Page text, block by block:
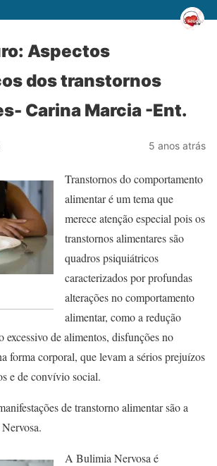
Aspectos
dos transtornos
Carina Marcia -Ent.
5 anos atrás
Transtornos do comportamento
alimentar é um tema que
merece atenção especial pois os
transtornos alimentares são
quadros psiquiátricos
caracterizados por profundas
alterações no comportamento
alimentar, como a redução
excessivo de alimentos, disfunções no
forma corporal, que levam a sérios prejuízos
e de convívio social.
de transtorno alimentar são a
A Bulimia Nervosa é